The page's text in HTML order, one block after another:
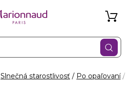
Slnečná starostlivosť Po opaľovaní